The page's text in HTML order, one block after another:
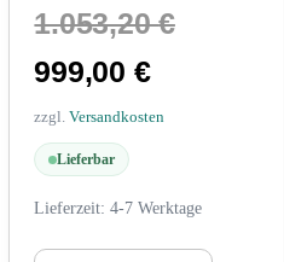
1.053,20€
999,00 €
zzgl.Versandkosten
Lieferbar
Lieferzeit:4-7 Werktage